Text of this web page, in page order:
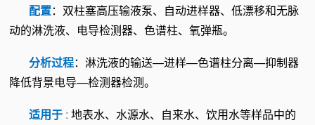
配置：双柱塞高压输液泵、自动进样器、低漂移和无脉
动的淋洗液、电导检测器、色谱柱、氧弹瓶。
分析过程：淋洗液的输送—进样—色谱柱分离—抑制器
降低背景电导—检测器检测。
适用于 :地表水、水源水、自来水、饮用水等样品中的